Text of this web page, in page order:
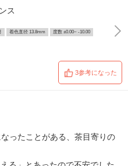
ス
着色直径 13.8mm 度数 ±0.00~ -10.00
3参考になった
ったことがある、茶目寄りの